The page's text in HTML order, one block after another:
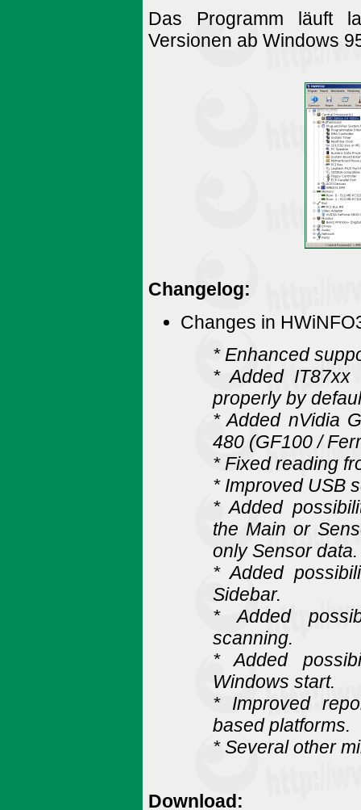
Das Programm läuft
Versionen ab Windows
Changelog:
Changes in
* Enhanced
* Added IT87xx
properly by
* Added nVidia
480 (GF100 /
* Fixed reading
* Improved USB
* Added
the Main or
only Sensor data.
* Added
Sidebar.
* Added
scanning.
* Added
Windows start.
* Improved
based platforms.
* Several other
Download: